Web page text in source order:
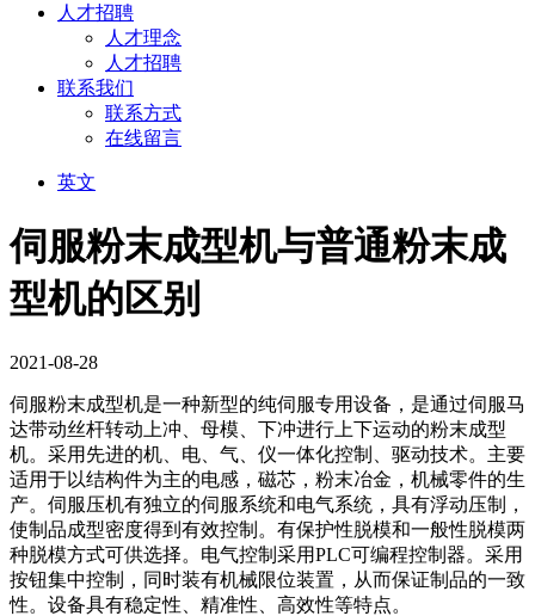
人才招聘
人才理念
人才招聘
联系我们
联系方式
在线留言
英文
伺服粉末成型机与普通粉末成
型机的区别
2021-08-28
伺服粉末成型机是一种新型的纯伺服专用设备，是通过伺服马
达带动丝杆转动上冲、母模、下冲进行上下运动的粉末成型
机。采用先进的机、电、气、仪一体化控制、驱动技术。主要
适用于以结构件为主的电感，磁芯，粉末冶金，机械零件的生
产。伺服压机有独立的伺服系统和电气系统，具有浮动压制，
使制品成型密度得到有效控制。有保护性脱模和一般性脱模两
种脱模方式可供选择。电气控制采用PLC可编程控制器。采用
按钮集中控制，同时装有机械限位装置，从而保证制品的一致
性。设备具有稳定性、精准性、高效性等特点。